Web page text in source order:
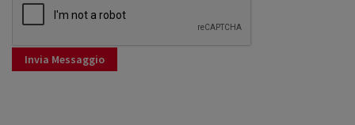
Invia Messaggio